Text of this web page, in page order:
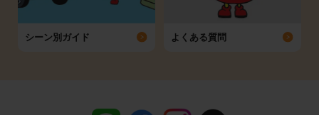
シーン別ガイド よくある質問